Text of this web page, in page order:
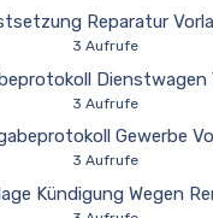
Reparatur
3 Aufrufe
Dienstwagen
3 Aufrufe
Gewerbe
3 Aufrufe
Kündigung Wegen